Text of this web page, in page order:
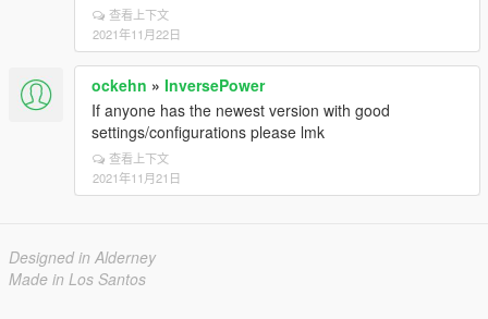
查看上下文
2021年11月22日
ockehn » InversePower
If anyone has the newest version with good
settings/configurations please lmk
查看上下文
2021年11月21日
Designed in Alderney
Made in Los Santos